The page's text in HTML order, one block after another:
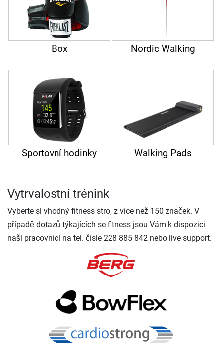
Box Nordic Walking
Sportovní hodinky Walking Pads
Vytrvalostní trénink
Vyberte si vhodný fitness stroj z více než 150 značek. V
případě dotazů týkajících se fitness jsou Vám k dispozici
naši pracovníci na tel. čísle 228 885 842 nebo live support.